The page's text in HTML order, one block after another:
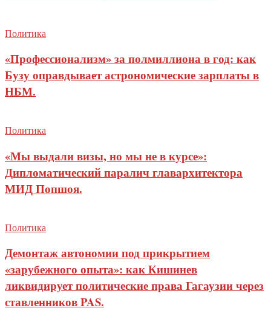
Политика
«Профессионализм» за полмиллиона в год: как
Бузу оправдывает астрономические зарплаты в
НБМ.
Политика
«Мы выдали визы, но мы не в курсе»:
Дипломатический паралич главархитектора
МИД Попшоя.
Политика
Демонтаж автономии под прикрытием
«зарубежного опыта»: как Кишинев
ликвидирует политические права Гагаузии через
ставленников PAS.